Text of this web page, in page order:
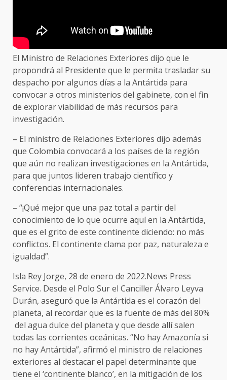
El Ministro de Relaciones Exteriores dijo que le
propondrá al Presidente que le permita trasladar su
despacho por algunos días a la Antártida para
convocar a otros ministerios del gabinete, con el fin
de explorar viabilidad de más recursos para
investigación.
– El ministro de Relaciones Exteriores dijo además
que Colombia convocará a los países de la región
que aún no realizan investigaciones en la Antártida,
para que juntos lideren trabajo científico y
conferencias internacionales.
– “¡Qué mejor que una paz total a partir del
conocimiento de lo que ocurre aquí en la Antártida,
que es el grito de este continente diciendo: no más
conflictos. El continente clama por paz, naturaleza e
igualdad”.
Isla Rey Jorge, 28 de enero de 2022.News Press
Service. Desde el Polo Sur el Canciller Álvaro Leyva
Durán, aseguró que la Antártida es el corazón del
planeta, al recordar que es la fuente de más del 80%
del agua dulce del planeta y que desde allí salen
todas las corrientes oceánicas. “No hay Amazonía si
no hay Antártida”, afirmó el ministro de relaciones
exteriores al destacar el papel determinante que
tiene el ‘continente blanco’, en la mitigación de los